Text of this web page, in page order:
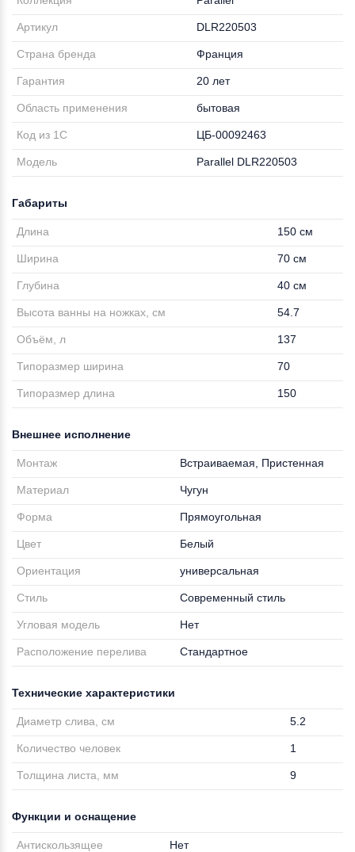
Артикул DLR220503
Страна бренда Франция
Гарантия 20 лет
Область применения бытовая
Код из 1С ЦБ-00092463
Модель Parallel DLR220503
Габариты
Длина 150 см
Ширина 70 см
Глубина 40 см
Высота ванны на ножках, см 54.7
Объём, л 137
Типоразмер ширина 70
Типоразмер длина 150
Внешнее исполнение
Монтаж Встраиваемая, Пристенная
Материал Чугун
Форма Прямоугольная
Цвет Белый
Ориентация универсальная
Стиль Современный стиль
Угловая модель Нет
Расположение перелива Стандартное
Технические характеристики
Диаметр слива, см 5.2
Количество человек 1
Толщина листа, мм 9
Функции и оснащение
Антискользящее
Нет